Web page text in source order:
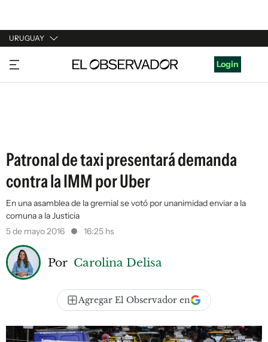
URUGUAY
URUGUAY
ARGENTINA
Login
Patronal de taxi presentará demanda
contra la IMM por Uber
En una asamblea de la gremial se votó por unanimidad enviar a la
comuna a la Justicia
5 de mayo 2016
16:25 hs
Por Carolina Delisa
Agregar El Observador en